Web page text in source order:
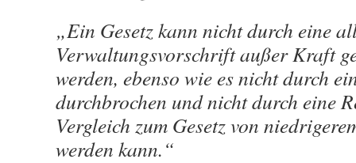
„Ein Gesetz kann nicht durch eine
Verwaltungsvorschrift außer Kraft
werden, ebenso wie es nicht durch
durchbrochen und nicht durch eine
Vergleich zum Gesetz von
werden kann.“